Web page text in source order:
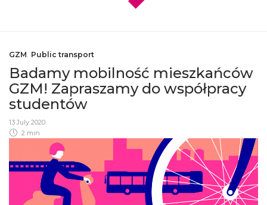
GZM, Public transport
Badamy mobilność mieszkańców
GZM! Zapraszamy do współpracy
studentów
13 July 2020
2 min